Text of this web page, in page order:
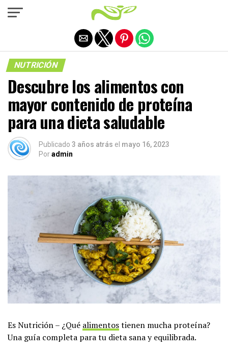
NUTRICIÓN
Descubre los alimentos con
mayor contenido de proteína
para una dieta saludable
Publicado 3 años atrás el mayo 16, 2023
Poradmin
Es Nutrición – ¿Qué alimentostienen mucha proteína?
Una guía completa para tu dieta sana y equilibrada.
Salir de la versión móvil